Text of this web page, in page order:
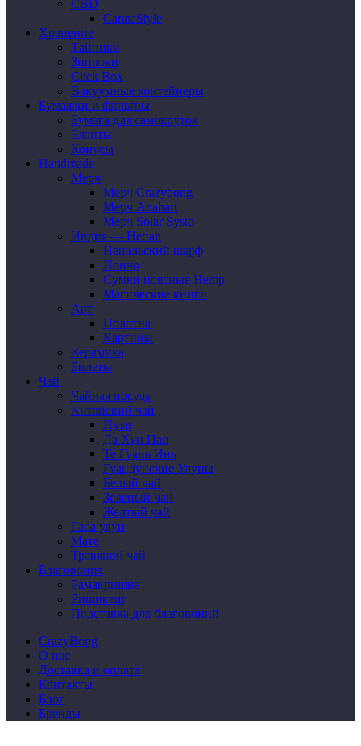
CBD
CannaStyle
Хранение
Тайники
Зиплоки
Click Box
Вакуумные контейнеры
Бумажки и фильтры
Бумага для самокруток
Бланты
Конусы
Handmade
Мерч
Мерч Crazybong
Мерч Anahart
Мерч Solar Systo
Индия — Непал
Непальский шарф
Пончо
Сумки поясные Hemp
Магические книги
Арт
Полотна
Картины
Керамика
Билеты
Чай
Чайная посуда
Китайский чай
Пуэр
Да Хун Пао
Те Гуань Инь
Гуандунские Улуны
Белый чай
Зеленый чай
Желтый чай
Габа улун
Мате
Травяной чай
Благовония
Рамакришна
Ришикеш
Подставка для благовоний
CrazyBong
О нас
Доставка и оплата
Контакты
Блог
Бренды